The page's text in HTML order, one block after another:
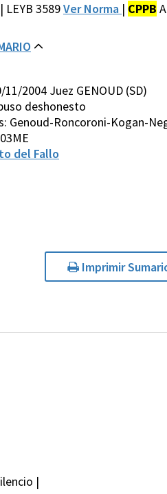
| LEYB 3589Ver Norma | CPPB
11/2004 Juez GENOUD (SD)
deshonesto
Genoud-Roncoroni-Kogan-
del Fallo
Imprimir
|